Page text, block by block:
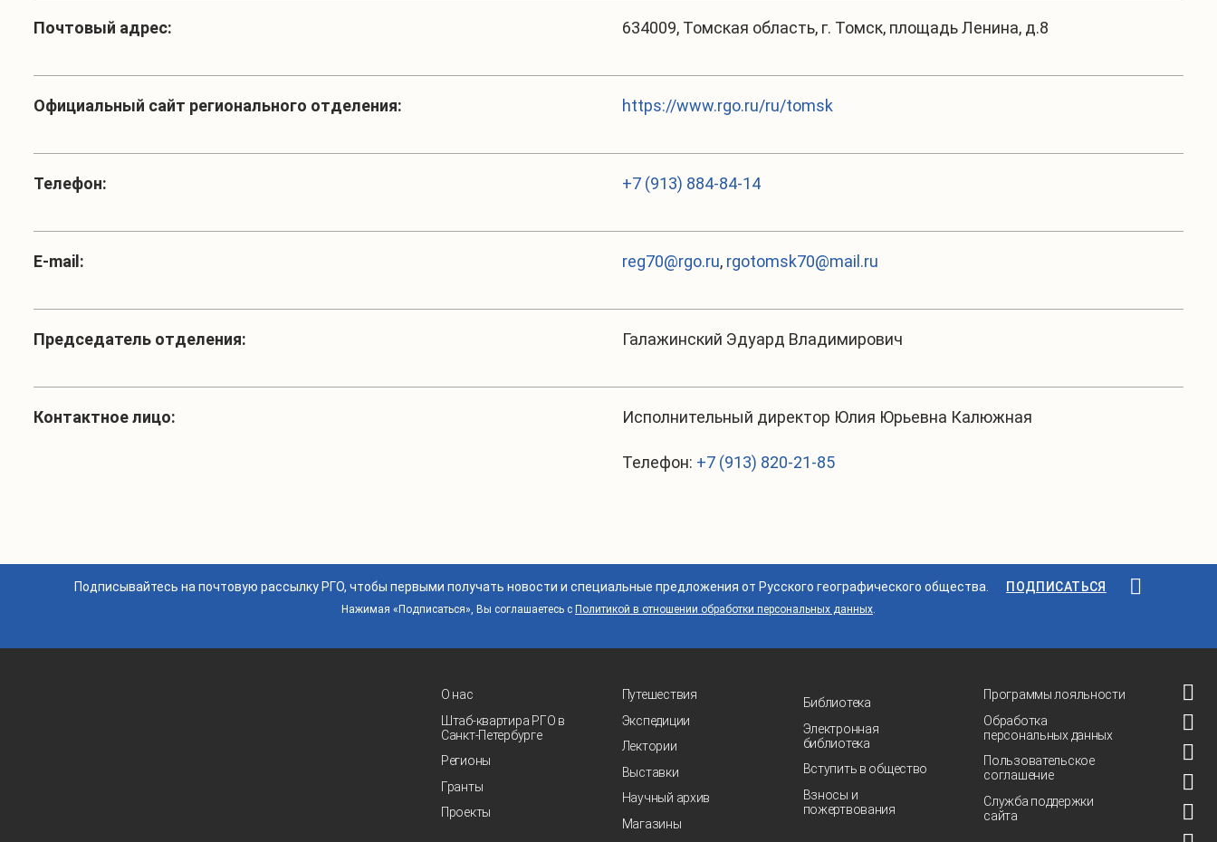
Почтовый адрес: 634009, Томская область, г. Томск, площадь Ленина, д.8
Официальный сайт регионального отделения: https://www.rgo.ru/ru/tomsk
Телефон: +7 (913) 884-84-14
Е-mail: reg70@rgo.ru, rgotomsk70@mail.ru
Председатель отделения: Галажинский Эдуард Владимирович
Контактное лицо: Исполнительный директор Юлия Юрьевна Калюжная
Телефон: +7 (913) 820-21-85
Подписывайтесь на почтовую рассылку РГО, чтобы первыми получать новости и специальные предложения от Русского географического общества. ПОДПИСАТЬСЯ
Нажимая «Подписаться», Вы соглашаетесь с Политикой в отношении обработки персональных данных.
О нас
Штаб-квартира РГО в
Санкт‑Петербурге
Регионы
Гранты
Проекты
Путешествия
Экспедиции
Лектории
Выставки
Научный архив
Магазины
Библиотека
Электронная
библиотека
Вступить в общество
Взносы и
пожертвования
Программы лояльности
Обработка
персональных данных
Пользовательское
соглашение
Служба поддержки
сайта